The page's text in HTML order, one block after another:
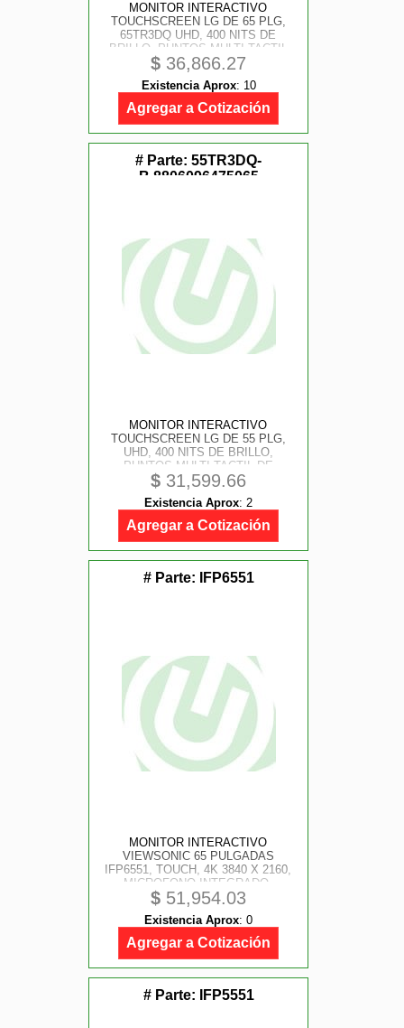
MONITOR INTERACTIVO
TOUCHSCREEN LG DE 65 PLG,
65TR3DQ UHD, 400 NITS DE
BRILLO, PUNTOS MULTI-TACTIL
DE ESCRITURA 40 HDMI 3,
ENTRADA RGB/ AUDIO, ENTRADA
RS232C, RJ45, USB 2.0, ANDROID
14
$ 36,866.27
Existencia Aprox: 10
Agregar a Cotización
# Parte: 55TR3DQ-
B,8806096475065
MONITOR INTERACTIVO
TOUCHSCREEN LG DE 55 PLG,
UHD, 400 NITS DE BRILLO,
PUNTOS MULTI-TACTIL DE
ESCRITURA 40 HDMI 3, ENTRADA
RGB/ AUDIO, ENTRADA RS232C,
RJ45, USB 2.0, ANDROID 14
$ 31,599.66
Existencia Aprox: 2
Agregar a Cotización
# Parte: IFP6551
MONITOR INTERACTIVO
VIEWSONIC 65 PULGADAS
IFP6551, TOUCH, 4K 3840 X 2160,
MICROFONO INTEGRADO,
HDMI2.1, SALIDA HDMI, MODULO
WIFI INCLUIDO, USB-C, USB A Y B,
ANDROID 14 EDLA, RANURA OPS,
ETHERNET, RS2
$ 51,954.03
Existencia Aprox: 0
Agregar a Cotización
# Parte: IFP5551